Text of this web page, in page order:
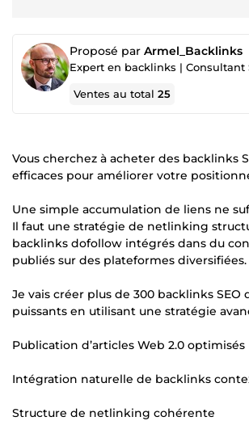
Proposé par Armel_Backlinks
Ventes au total25
Vous cherchez à acheter des backlinks
efficaces pour améliorer votre
Une simple accumulation de liens ne
Il faut une stratégie de netlinking
backlinks dofollow intégrés dans du
publiés sur des plateformes diversifiées.
Je vais créer plus de 300 backlinks SEO
puissants en utilisant une stratégie
Publication d’articles Web 2.0 optimisés
Intégration naturelle de backlinks
Structure de netlinking cohérente